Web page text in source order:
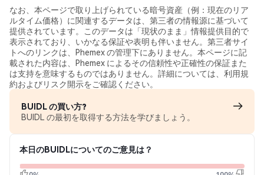
なお、本ページで取り上げられている暗号資産（例：現在のリア
ルタイム価格）に関連するデータは、第三者の情報源に基づいて
提供されています。このデータは「現状のまま」情報提供目的で
表示されており、いかなる保証や表明も伴いません。第三者サイ
トへのリンクは、Phemex の管理下にありません。本ページに記
載された内容は、Phemex によるその信頼性や正確性の保証また
は支持を意味するものではありません。詳細については、利用規
約およびリスク開示をご確認ください。
BUIDL の買い方?
BUIDL の最初を取得する方法を学びましょう。
本日のBUIDLについてのご意見は？